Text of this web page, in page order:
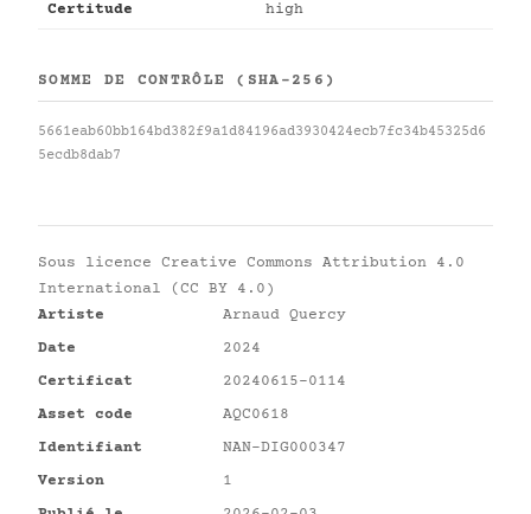
Certitude high
SOMME DE CONTRÔLE (SHA-256)
5661eab60bb164bd382f9a1d84196ad3930424ecb7fc34b45325d6
5ecdb8dab7
Sous licence Creative Commons Attribution 4.0
International (CC BY 4.0)
Artiste
Arnaud Quercy
Date
2024
Certificat
20240615-0114
Asset code
AQC0618
Identifiant
NAN-DIG000347
Version
1